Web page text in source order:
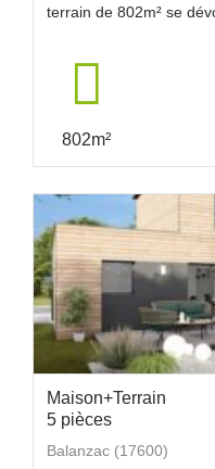
terrain de 802m² se
802m²
Maison+Terrain
5 pièces
Balanzac (17600)